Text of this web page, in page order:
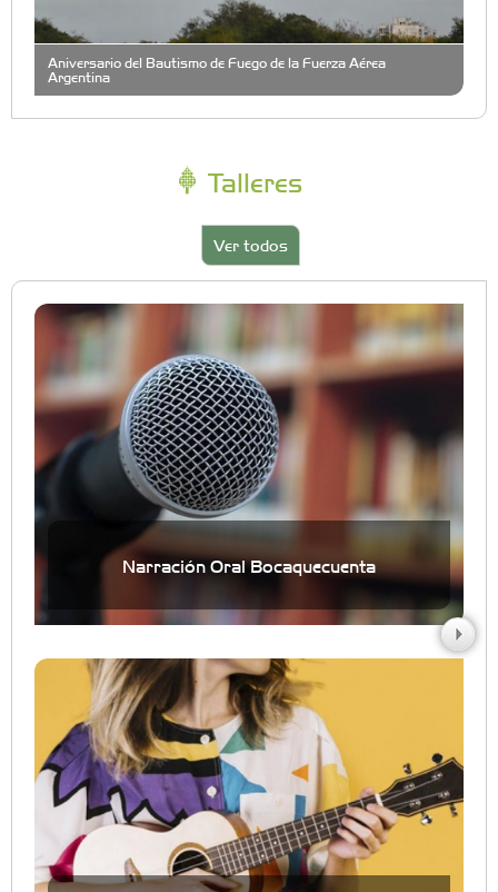
Aniversario del Bautismo de Fuego de la Fuerza Aérea
Argentina
Talleres
Ver todos
Narración Oral Bocaquecuenta